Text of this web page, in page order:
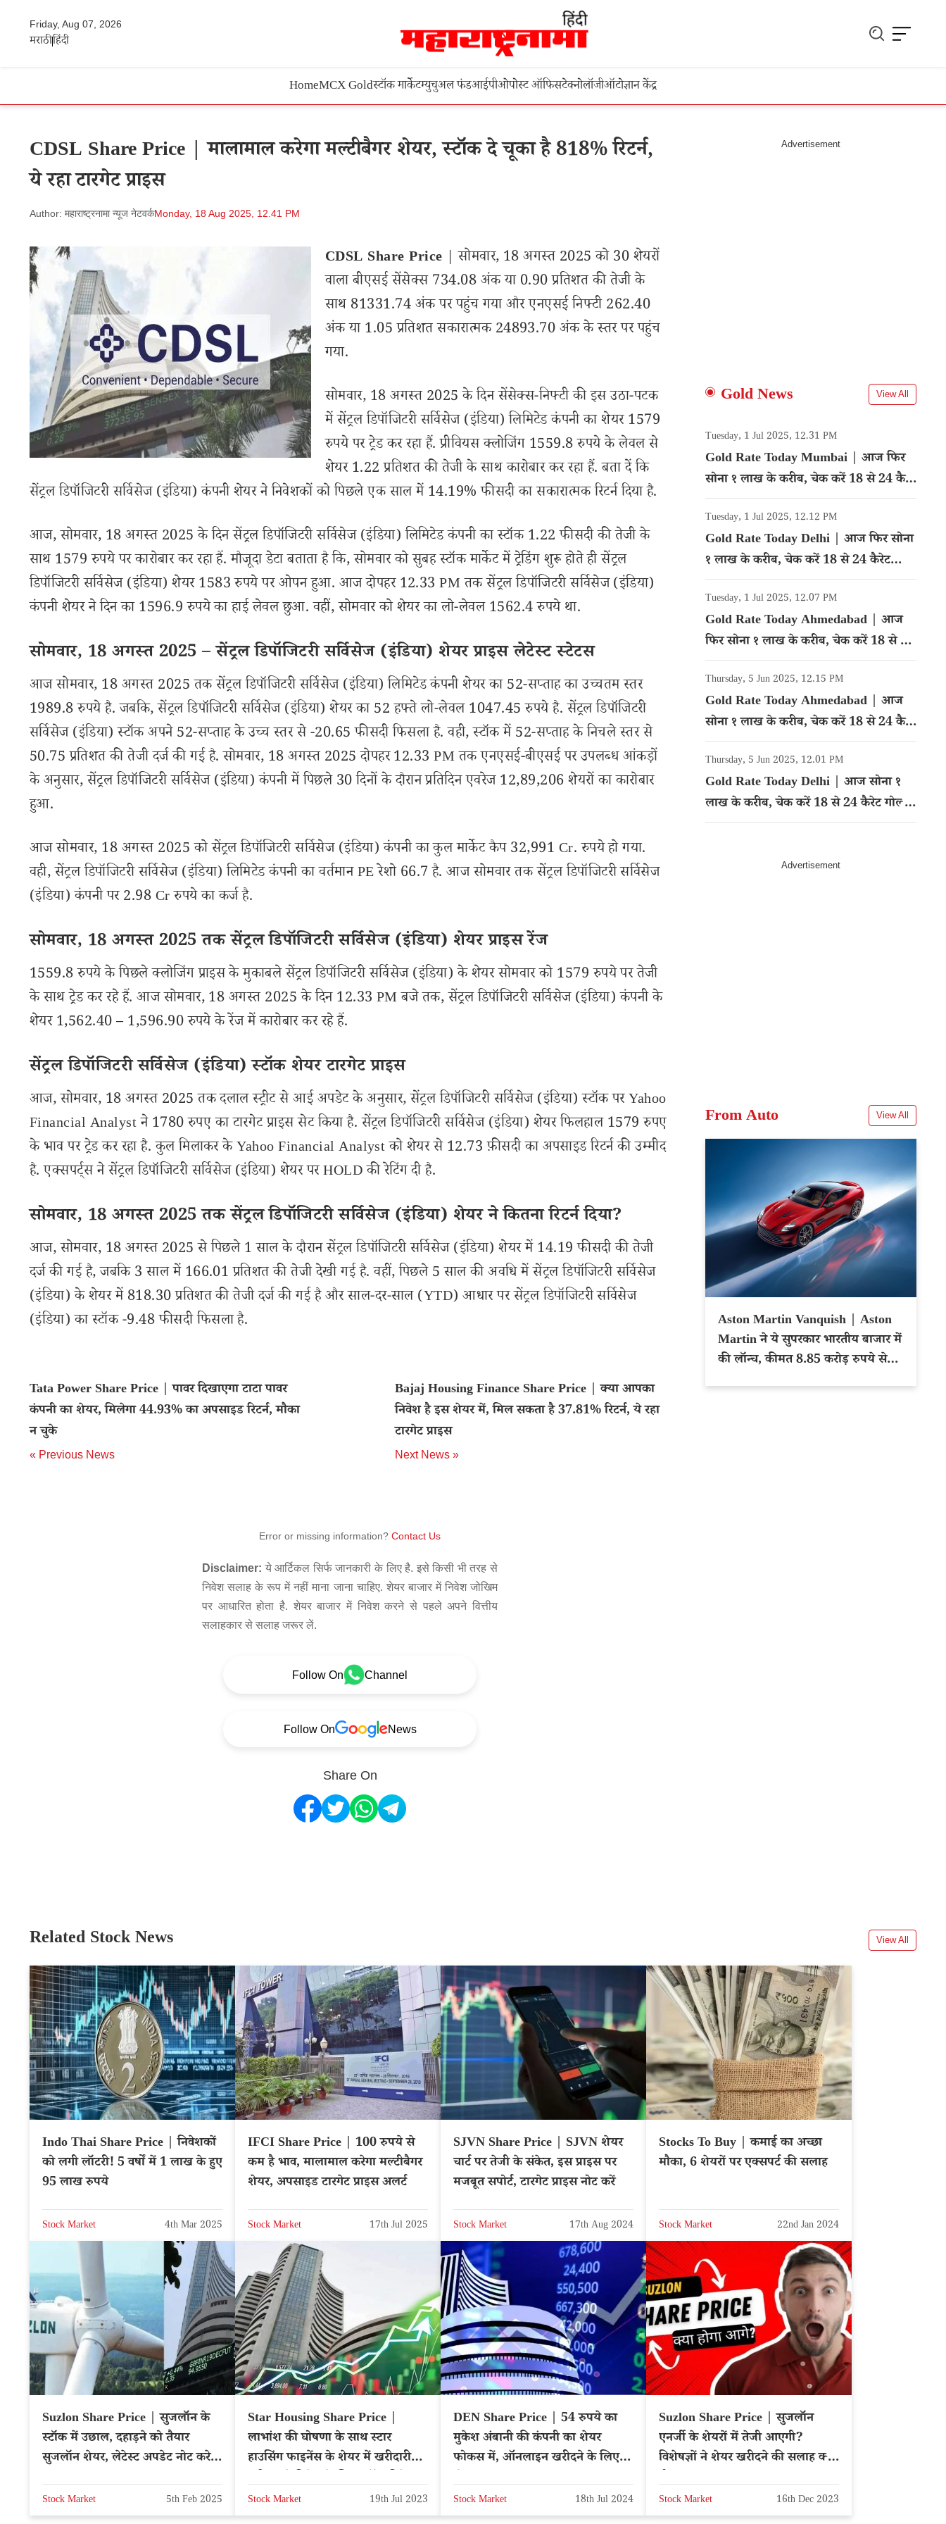
Friday, Aug 07, 2026
मराठीहिंदी
HomeMCX Goldस्टॉक मार्केटम्युचुअल फंडआईपीओपोस्ट ऑफिसटेक्नोलॉजीऑटोज्ञान केंद्र
CDSL Share Price | मालामाल करेगा मल्टीबैगर शेयर, स्टॉक दे चूका है 818% रिटर्न,
ये रहा टारगेट प्राइस
Author: महाराष्ट्रनामा न्यूज नेटवर्कMonday, 18 Aug 2025, 12.41 PM
CDSL Share Price | सोमवार, 18 अगस्त 2025 को 30 शेयरों
वाला बीएसई सेंसेक्स 734.08 अंक या 0.90 प्रतिशत की तेजी के
साथ 81331.74 अंक पर पहुंच गया और एनएसई निफ्टी 262.40
अंक या 1.05 प्रतिशत सकारात्मक 24893.70 अंक के स्तर पर पहुंच
गया.
सोमवार, 18 अगस्त 2025 के दिन सेंसेक्स-निफ्टी की इस उठा-पटक
में सेंट्रल डिपॉजिटरी सर्विसेज (इंडिया) लिमिटेड कंपनी का शेयर 1579
रुपये पर ट्रेड कर रहा हैं. प्रीवियस क्लोजिंग 1559.8 रुपये के लेवल से
शेयर 1.22 प्रतिशत की तेजी के साथ कारोबार कर रहा हैं. बता दें कि
सेंट्रल डिपॉजिटरी सर्विसेज (इंडिया) कंपनी शेयर ने निवेशकों को पिछले एक साल में 14.19% फीसदी का सकारात्मक रिटर्न दिया है.
आज, सोमवार, 18 अगस्त 2025 के दिन सेंट्रल डिपॉजिटरी सर्विसेज (इंडिया) लिमिटेड कंपनी का स्टॉक 1.22 फीसदी की तेजी के
साथ 1579 रुपये पर कारोबार कर रहा हैं. मौजूदा डेटा बताता है कि, सोमवार को सुबह स्टॉक मार्केट में ट्रेडिंग शुरू होते ही सेंट्रल
डिपॉजिटरी सर्विसेज (इंडिया) शेयर 1583 रुपये पर ओपन हुआ. आज दोपहर 12.33 PM तक सेंट्रल डिपॉजिटरी सर्विसेज (इंडिया)
कंपनी शेयर ने दिन का 1596.9 रुपये का हाई लेवल छुआ. वहीं, सोमवार को शेयर का लो-लेवल 1562.4 रुपये था.
सोमवार, 18 अगस्त 2025 – सेंट्रल डिपॉजिटरी सर्विसेज (इंडिया) शेयर प्राइस लेटेस्ट स्टेटस
आज सोमवार, 18 अगस्त 2025 तक सेंट्रल डिपॉजिटरी सर्विसेज (इंडिया) लिमिटेड कंपनी शेयर का 52-सप्ताह का उच्चतम स्तर
1989.8 रुपये है. जबकि, सेंट्रल डिपॉजिटरी सर्विसेज (इंडिया) शेयर का 52 हफ्ते लो-लेवल 1047.45 रुपये है. सेंट्रल डिपॉजिटरी
सर्विसेज (इंडिया) स्टॉक अपने 52-सप्ताह के उच्च स्तर से -20.65 फीसदी फिसला है. वही, स्टॉक में 52-सप्ताह के निचले स्तर से
50.75 प्रतिशत की तेजी दर्ज की गई है. सोमवार, 18 अगस्त 2025 दोपहर 12.33 PM तक एनएसई-बीएसई पर उपलब्ध आंकड़ों
के अनुसार, सेंट्रल डिपॉजिटरी सर्विसेज (इंडिया) कंपनी में पिछले 30 दिनों के दौरान प्रतिदिन एवरेज 12,89,206 शेयरों का कारोबार
हुआ.
आज सोमवार, 18 अगस्त 2025 को सेंट्रल डिपॉजिटरी सर्विसेज (इंडिया) कंपनी का कुल मार्केट कैप 32,991 Cr. रुपये हो गया.
वही, सेंट्रल डिपॉजिटरी सर्विसेज (इंडिया) लिमिटेड कंपनी का वर्तमान PE रेशो 66.7 है. आज सोमवार तक सेंट्रल डिपॉजिटरी सर्विसेज
(इंडिया) कंपनी पर 2.98 Cr रुपये का कर्ज है.
सोमवार, 18 अगस्त 2025 तक सेंट्रल डिपॉजिटरी सर्विसेज (इंडिया) शेयर प्राइस रेंज
1559.8 रुपये के पिछले क्लोजिंग प्राइस के मुकाबले सेंट्रल डिपॉजिटरी सर्विसेज (इंडिया) के शेयर सोमवार को 1579 रुपये पर तेजी
के साथ ट्रेड कर रहे हैं. आज सोमवार, 18 अगस्त 2025 के दिन 12.33 PM बजे तक, सेंट्रल डिपॉजिटरी सर्विसेज (इंडिया) कंपनी के
शेयर 1,562.40 – 1,596.90 रुपये के रेंज में कारोबार कर रहे हैं.
सेंट्रल डिपॉजिटरी सर्विसेज (इंडिया) स्टॉक शेयर टारगेट प्राइस
आज, सोमवार, 18 अगस्त 2025 तक दलाल स्ट्रीट से आई अपडेट के अनुसार, सेंट्रल डिपॉजिटरी सर्विसेज (इंडिया) स्टॉक पर Yahoo
Financial Analyst ने 1780 रुपए का टारगेट प्राइस सेट किया है. सेंट्रल डिपॉजिटरी सर्विसेज (इंडिया) शेयर फिलहाल 1579 रुपए
के भाव पर ट्रेड कर रहा है. कुल मिलाकर के Yahoo Financial Analyst को शेयर से 12.73 फ़ीसदी का अपसाइड रिटर्न की उम्मीद
है. एक्सपर्ट्स ने सेंट्रल डिपॉजिटरी सर्विसेज (इंडिया) शेयर पर HOLD की रेटिंग दी है.
सोमवार, 18 अगस्त 2025 तक सेंट्रल डिपॉजिटरी सर्विसेज (इंडिया) शेयर ने कितना रिटर्न दिया?
आज, सोमवार, 18 अगस्त 2025 से पिछले 1 साल के दौरान सेंट्रल डिपॉजिटरी सर्विसेज (इंडिया) शेयर में 14.19 फीसदी की तेजी
दर्ज की गई है, जबकि 3 साल में 166.01 प्रतिशत की तेजी देखी गई है. वहीं, पिछले 5 साल की अवधि में सेंट्रल डिपॉजिटरी सर्विसेज
(इंडिया) के शेयर में 818.30 प्रतिशत की तेजी दर्ज की गई है और साल-दर-साल (YTD) आधार पर सेंट्रल डिपॉजिटरी सर्विसेज
(इंडिया) का स्टॉक -9.48 फीसदी फिसला है.
Tata Power Share Price | पावर दिखाएगा टाटा पावर
कंपनी का शेयर, मिलेगा 44.93% का अपसाइड रिटर्न, मौका
न चुके
« Previous News
Bajaj Housing Finance Share Price | क्या आपका
निवेश है इस शेयर में, मिल सकता है 37.81% रिटर्न, ये रहा
टारगेट प्राइस
Next News »
Error or missing information? Contact Us
Disclaimer: ये आर्टिकल सिर्फ जानकारी के लिए है. इसे किसी भी तरह से
निवेश सलाह के रूप में नहीं माना जाना चाहिए. शेयर बाजार में निवेश जोखिम
पर आधारित होता है. शेयर बाजार में निवेश करने से पहले अपने वित्तीय
सलाहकार से सलाह जरूर लें.
Follow On Channel
Follow On News
Share On
Gold News View All
Tuesday, 1 Jul 2025, 12.31 PM
Gold Rate Today Mumbai | आज फिर
सोना १ लाख के करीब, चेक करें 18 से 24 कैरेट
गोल्ड का रेट
Tuesday, 1 Jul 2025, 12.12 PM
Gold Rate Today Delhi | आज फिर सोना
१ लाख के करीब, चेक करें 18 से 24 कैरेट
गोल्ड का रेट
Tuesday, 1 Jul 2025, 12.07 PM
Gold Rate Today Ahmedabad | आज
फिर सोना १ लाख के करीब, चेक करें 18 से 24
कैरेट गोल्ड का रेट
Thursday, 5 Jun 2025, 12.15 PM
Gold Rate Today Ahmedabad | आज
सोना १ लाख के करीब, चेक करें 18 से 24 कैरेट
गोल्ड का रेट
Thursday, 5 Jun 2025, 12.01 PM
Gold Rate Today Delhi | आज सोना १
लाख के करीब, चेक करें 18 से 24 कैरेट गोल्ड
का रेट
From Auto View All
Aston Martin Vanquish | Aston
Martin ने ये सुपरकार भारतीय बाजार में
की लॉन्च, कीमत 8.85 करोड़ रुपये से
Related Stock News View All
Indo Thai Share Price | निवेशकों
को लगी लॉटरी! 5 वर्षों में 1 लाख के हुए
95 लाख रुपये
Stock Market 4th Mar 2025
IFCI Share Price | 100 रुपये से
कम है भाव, मालामाल करेगा मल्टीबैगर
शेयर, अपसाइड टारगेट प्राइस अलर्ट
Stock Market 17th Jul 2025
SJVN Share Price | SJVN शेयर
चार्ट पर तेजी के संकेत, इस प्राइस पर
मजबूत सपोर्ट, टारगेट प्राइस नोट करें
Stock Market 17th Aug 2024
Stocks To Buy | कमाई का अच्छा
मौका, 6 शेयरों पर एक्सपर्ट की सलाह
Stock Market 22nd Jan 2024
Suzlon Share Price | सुजलॉन के
स्टॉक में उछाल, दहाड़ने को तैयार
सुजलॉन शेयर, लेटेस्ट अपडेट नोट करे –
Stock Market 5th Feb 2025
Star Housing Share Price |
लाभांश की घोषणा के साथ स्टार
हाउसिंग फाइनेंस के शेयर में खरीदारी
Stock Market 19th Jul 2023
DEN Share Price | 54 रुपये का
मुकेश अंबानी की कंपनी का शेयर
फोकस में, ऑनलाइन खरीदने के लिए
Stock Market 18th Jul 2024
Suzlon Share Price | सुजलॉन
एनर्जी के शेयरों में तेजी आएगी?
विशेषज्ञों ने शेयर खरीदने की सलाह क्यों
Stock Market 16th Dec 2023